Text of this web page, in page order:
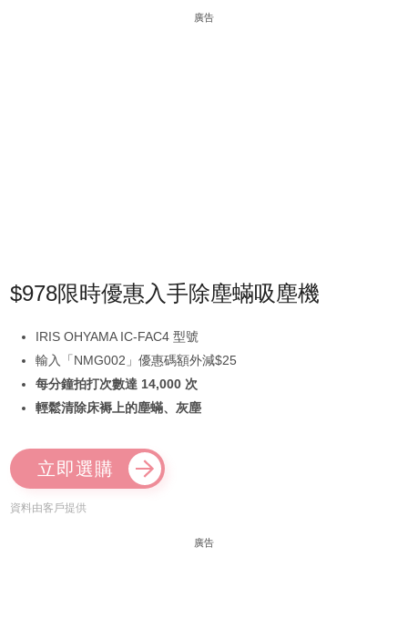
廣告
$978限時優惠入手除塵蟎吸塵機
IRIS OHYAMA IC-FAC4 型號
輸入「NMG002」優惠碼額外減$25
每分鐘拍打次數達 14,000 次
輕鬆清除床褥上的塵蟎、灰塵
立即選購
資料由客戶提供
廣告